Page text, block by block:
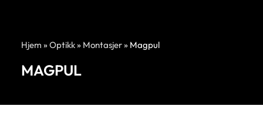
Hjem »Optikk» Montasjer» Magpul
MAGPUL